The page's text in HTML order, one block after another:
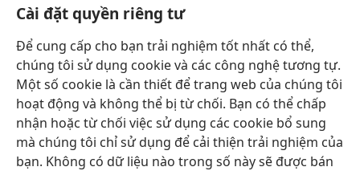
Cài đặt quyền riêng tư
Để cung cấp cho bạn trải nghiệm tốt nhất có thể,
chúng tôi sử dụng cookie và các công nghệ tương tự.
Một số cookie là cần thiết để trang web của chúng tôi
hoạt động và không thể bị từ chối. Bạn có thể chấp
nhận hoặc từ chối việc sử dụng các cookie bổ sung
mà chúng tôi chỉ sử dụng để cải thiện trải nghiệm của
bạn. Không có dữ liệu nào trong số này sẽ được bán
(mở
cửa
sổ
mới)
THƯ VIỆN TRỰC TUYẾN Tháp Canh
(mở
cửa
sổ
mới)
JW Hub ®
(mở
cửa
sổ
mới)
JW Library
Thư viện Tháp Canh